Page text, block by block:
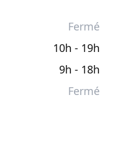
Fermé
10h - 19h
9h - 18h
Fermé